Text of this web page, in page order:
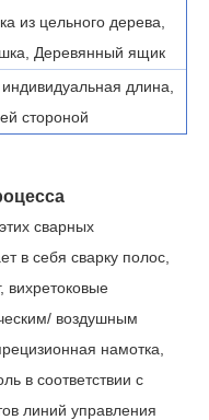
из цельного дерева,
Деревянный ящик
длина,
стороной
сварных
в себя сварку полос,
вихретоковые
воздушным
намотка,
в соответствии с
линий управления